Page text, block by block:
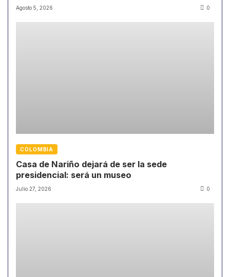
Agosto 5, 2026 0
COLOMBIA
Casa de Nariño dejará de ser la sede
presidencial: será un museo
Julio 27, 2026 0